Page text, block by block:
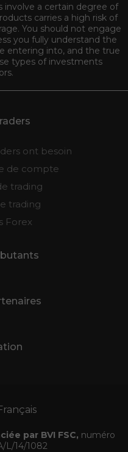
involve a certain degree of
carries a high risk of
You should not engage
you fully understand the
entering into, and the true
types of investments
ont besoin
de compte
trading
trading
Forex
par BVI FSC, numéro
L/14/1082